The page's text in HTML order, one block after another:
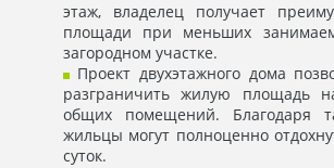
этаж, владелец получает
площади при меньших
загородном участке.
Проект двухэтажного дома
разграничить жилую площадь
общих помещений. Благодаря
жильцы могут полноценно
суток.